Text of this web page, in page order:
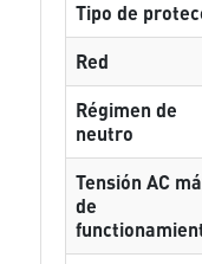
Tipo de
Red
Régimen de
neutro
Tensión AC
de